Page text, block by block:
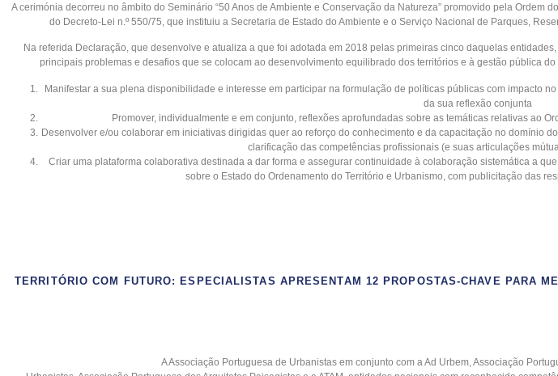
A cerimónia decorreu no âmbito do Seminário “50 Anos de Ambiente e Conservação da Natureza” promovido pela
do Decreto-Lei n.º 550/75, que instituiu a Secretaria de Estado do Ambiente e o Serviço Nacional de Parques,
Na referida Declaração, que desenvolve e atualiza a que foi adotada em 2018 pelas primeiras cinco daquelas
principais problemas e desafios que se colocam ao desenvolvimento equilibrado dos territórios e à gestão pública
Manifestar a sua plena disponibilidade e interesse em participar na formulação de políticas públicas com impacto
da sua reflexão conjunta
Promover, individualmente e em conjunto, reflexões aprofundadas sobre as temáticas relativas ao
Desenvolver e/ou colaborar em iniciativas dirigidas quer ao reforço do conhecimento e da capacitação no domínio
clarificação das competências profissionais (e suas articulações
Criar uma plataforma colaborativa destinada a dar forma e assegurar continuidade à colaboração sistemática a
sobre o Estado do Ordenamento do Território e Urbanismo, com publicitação das
TERRITÓRIO COM FUTURO: ESPECIALISTAS APRESENTAM 12 PROPOSTAS-CHAVE PARA
A Associação Portuguesa de Urbanistas em conjunto com a Ad Urbem, Associação